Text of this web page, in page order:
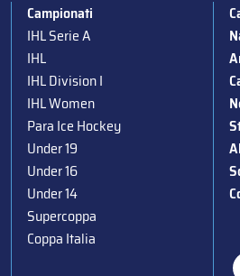
Campionati
IHL Serie A
IHL
IHL Division I
IHL Women
Para Ice Hockey
Under 19
Under 16
Under 14
Supercoppa
Coppa Italia